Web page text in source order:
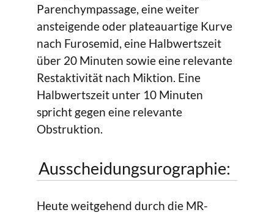
Parenchympassage, eine weiter
ansteigende oder plateauartige Kurve
nach Furosemid, eine Halbwertszeit
über 20 Minuten sowie eine relevante
Restaktivität nach Miktion. Eine
Halbwertszeit unter 10 Minuten
spricht gegen eine relevante
Obstruktion.
Ausscheidungsurographie:
Heute weitgehend durch die MR-